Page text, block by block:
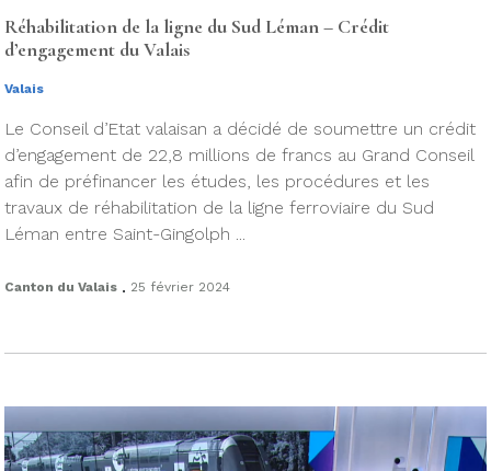
Réhabilitation de la ligne du Sud Léman – Crédit
d’engagement du Valais
Valais
Le Conseil d’Etat valaisan a décidé de soumettre un crédit
d’engagement de 22,8 millions de francs au Grand Conseil
afin de préfinancer les études, les procédures et les
travaux de réhabilitation de la ligne ferroviaire du Sud
Léman entre Saint-Gingolph ...
Canton du Valais . 25 février 2024